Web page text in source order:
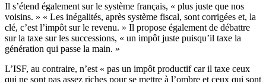
Il s’étend également sur le système français, « plus juste que nos
voisins. » « Les inégalités, après système fiscal, sont corrigées et, la
clé, c’est l’impôt sur le revenu. » Il propose également de débattre
sur la taxe sur les successions, « un impôt juste puisqu’il taxe la
génération qui passe la main. »
L’ISF, au contraire, n’est « pas un impôt productif car il taxe ceux
qui ne sont pas assez riches pour se mettre à l’ombre et ceux qui sont